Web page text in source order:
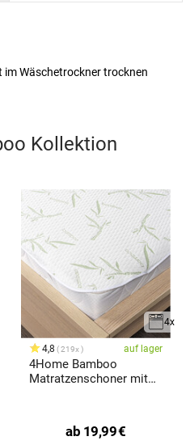
im Wäschetrockner trocknen
Kollektion
4x
4,8 219x auf lager
4Home Bamboo
Matratzenschoner mit
ab 19,99€